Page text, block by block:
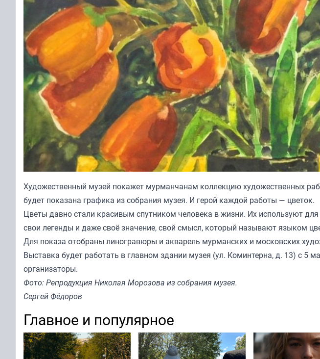
Художественный музей покажет мурманчанам коллекцию художественных
будет показана графика из собрания музея. И герой каждой работы — цветок.
Цветы давно стали красивым спутником человека в жизни. Их используют
свои легенды и даже своё значение, свой смысл, который называют языком
Для показа отобраны линогравюры и акварель мурманских и московских
Выставка будет работать в главном здании музея (ул. Коминтерна, д. 13) с 5
организаторы.
Фото: Репродукция Николая Морозова из собрания музея.
Сергей Фёдоров
Главное и популярное